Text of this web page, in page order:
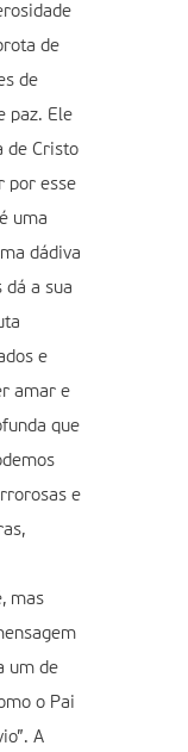
de
de
paz. Ele
de Cristo
por esse
uma
dádiva
dá a sua
e
amar e
que
e
mas
um de
o Pai
A